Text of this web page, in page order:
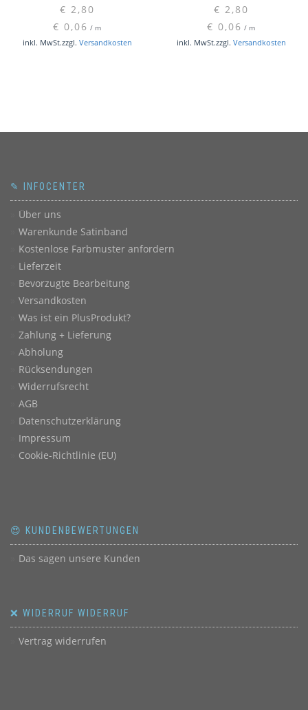
€ 2,80
€ 0,06 / m
inkl. MwSt.zzgl. Versandkosten
€ 2,80
€ 0,06 / m
inkl. MwSt.zzgl. Versandkosten
✎ INFOCENTER
Über uns
Warenkunde Satinband
Kostenlose Farbmuster anfordern
Lieferzeit
Bevorzugte Bearbeitung
Versandkosten
Was ist ein PlusProdukt?
Zahlung + Lieferung
Abholung
Rücksendungen
Widerrufsrecht
AGB
Datenschutzerklärung
Impressum
Cookie-Richtlinie (EU)
😍 KUNDENBEWERTUNGEN
Das sagen unsere Kunden
❌ WIDERRUF WIDERRUF
Vertrag widerrufen